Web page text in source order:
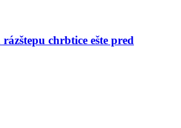
chrbtice ešte pred